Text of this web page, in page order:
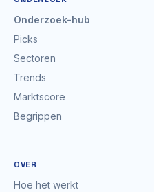
Onderzoek-hub
Picks
Sectoren
Trends
Marktscore
Begrippen
OVER
Hoe het werkt